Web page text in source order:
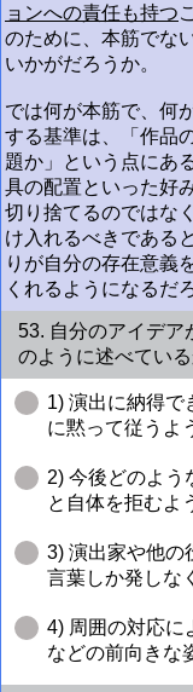
ョンへの責任も持つ
のために、本筋でな
いかがだろうか。
では何が本筋で、何
する基準は、「作品
題か」という点にあ
具の配置といった好
切り捨てるのではな
け入れるべきである
りが自分の存在意義
くれるようになるだ
53. 自分のアイデア
のように述べている
1) 演出に納得で
に黙って従うよ
2) 今後どのよう
と自体を拒むよ
3) 演出家や他の
言葉しか発しな
4) 周囲の対応に
などの前向きな